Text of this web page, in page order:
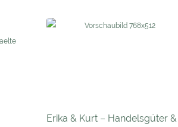
Erika & Kurt – Handelsgüter &